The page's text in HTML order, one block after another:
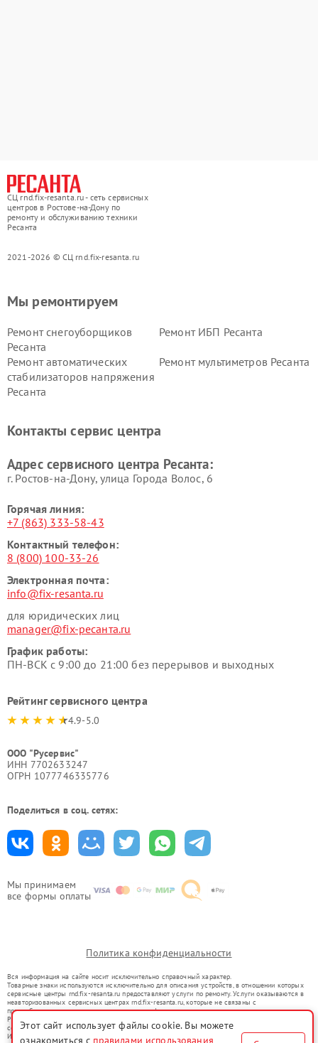
СЦ rnd.fix-resanta.ru - сеть сервисных
центров в Ростове-на-Дону по
ремонту и обслуживанию техники
Ресанта
2021-2026 © СЦ rnd.fix-resanta.ru
Мы принимаем
все формы оплаты
Мы ремонтируем
Ремонт снегоуборщиков
Ресанта
Ремонт ИБП Ресанта
Ремонт автоматических
стабилизаторов напряжения
Ресанта
Ремонт мультиметров Ресанта
Контакты сервис центра
Адрес сервисного центра Ресанта:
г. Ростов-на-Дону, улица Города Волос, 6
Горячая линия:
+7 (863) 333-58-43
Контактный телефон:
8 (800) 100-33-26
Электронная почта:
info@fix-resanta.ru
для юридических лиц
manager@fix-ресанта.ru
График работы:
ПН-ВСК с 9:00 до 21:00 без перерывов и выходных
Рейтинг сервисного центра
4.9-5.0
ООО "Русервис"
ИНН 7702633247
ОГРН 1077746335776
Поделиться в соц. сетях:
Политика конфиденциальности
Вся информация на сайте носит исключительно справочный характер.
Товарные знаки используются исключительно для описания устройств, в отношении которых
сервисные центры rnd.fix-resanta.ru предоставляют услуги по ремонту. Услуги оказываются в
неавторизованных сервисных центрах rnd.fix-resanta.ru, которые не связаны с
правообладателями товарных знаков или их официальными представителями.
Ремонт осуществляется для устройств, уже введенных в гражданский оборот в соответствии
со статьей 1487 ГК РФ.
Использование товарных знаков не преследует цели индивидуализации услуг или введения
Этот сайт использует файлы cookie. Вы можете
ознакомиться с правилами использования